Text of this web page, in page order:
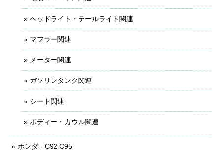
ヘッドライト・テールライト関連
マフラー関連
メーター関連
ガソリンタンク関連
シート関連
ボディー・カウル関連
ホンダ - C92 C95